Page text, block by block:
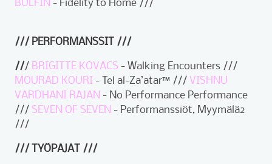
/// PERFORMANSSIT ///
/// BRIGITTE KOVACS - Walking Encounters ///
MOURAD KOURI - Tel al-Za’atar™ ///VISHNU
VARDHANI RAJAN - No Performance Performance
///SEVEN OF SEVEN - Performanssiöt, Myymälä2
///
/// TYÖPAJAT ///